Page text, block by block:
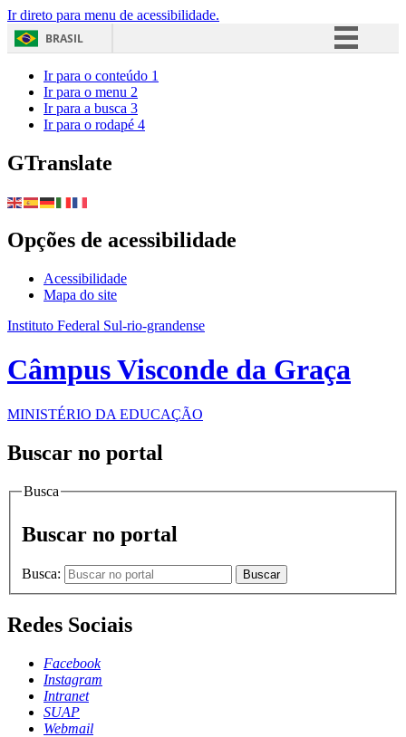
Ir direto para menu de acessibilidade.
BRASIL
Ir para o conteúdo 1
Ir para o menu 2
Ir para a busca 3
Ir para o rodapé 4
GTranslate
Opções de acessibilidade
Acessibilidade
Mapa do site
Instituto Federal Sul-rio-grandense
Câmpus Visconde da Graça
MINISTÉRIO DA EDUCAÇÃO
Buscar no portal
Busca
Buscar no portal
Busca: Buscar
Redes Sociais
Facebook
Instagram
Intranet
SUAP
Webmail